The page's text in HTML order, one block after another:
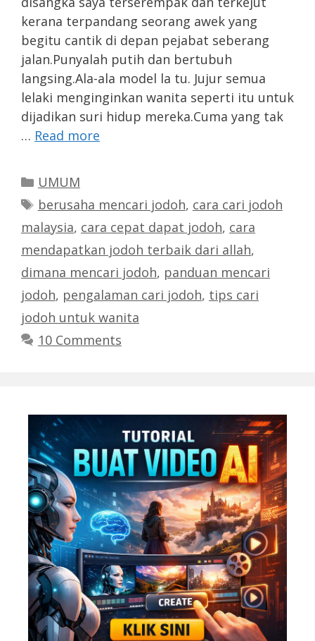
kerana terpandang seorang awek yang
begitu cantik di depan pejabat seberang
jalan.Punyalah putih dan bertubuh
langsing.Ala-ala model la tu. Jujur semua
lelaki menginginkan wanita seperti itu untuk
dijadikan suri hidup mereka.Cuma yang tak
… Read more
Categories
UMUM
Tags
berusaha mencari jodoh, cara cari jodoh
malaysia, cara cepat dapat jodoh, cara
mendapatkan jodoh terbaik dari allah,
dimana mencari jodoh, panduan mencari
jodoh, pengalaman cari jodoh, tips cari
jodoh untuk wanita
10 Comments